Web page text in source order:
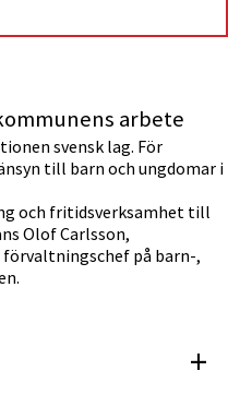
arbete
svensk lag. För
till barn och ungdomar i
och fritidsverksamhet till
Olof Carlsson,
på barn-,
+